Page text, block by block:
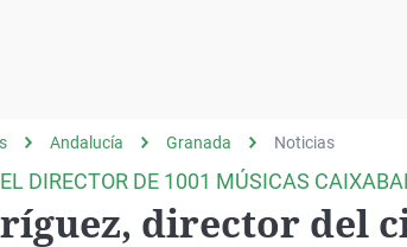
Equipo de investigación
Operación Viuda
Negra
La Rioja
Andalucía Granada Noticias
DIRECTOR DE 1001 MÚSICAS
director del